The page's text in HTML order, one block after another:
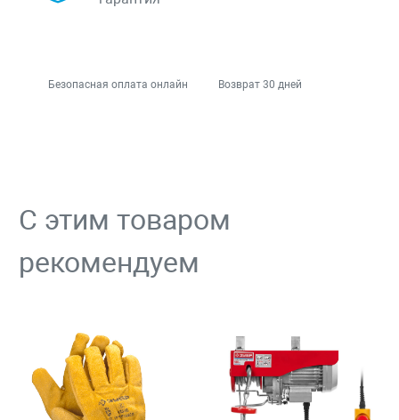
Безопасная оплата онлайн Возврат 30 дней
С этим товаром
рекомендуем